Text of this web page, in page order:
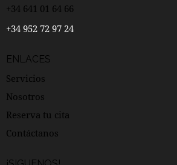
+34 641 01 64 66
+34 952 72 97 24
ENLACES
Servicios
Nosotros
Reserva tu cita
Contáctanos